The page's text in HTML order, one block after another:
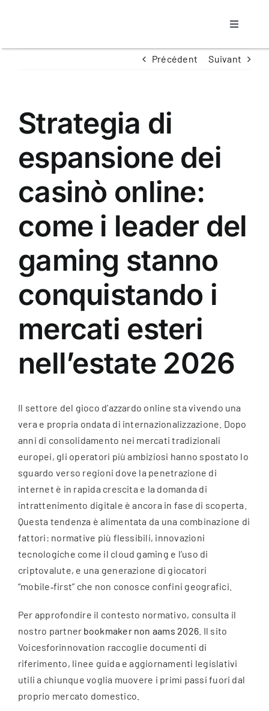
Toggle
Propriétaire
Locataire
Contact
Espace Client
La carte
Précédent Suivant
Strategia di
espansione dei
casinò online:
come i leader del
gaming stanno
conquistando i
mercati esteri
nell’estate 2026
Il settore del gioco d’azzardo online sta vivendo una
vera e propria ondata di internazionalizzazione. Dopo
anni di consolidamento nei mercati tradizionali
europei, gli operatori più ambiziosi hanno spostato lo
sguardo verso regioni dove la penetrazione di
internet è in rapida crescita e la domanda di
intrattenimento digitale è ancora in fase di scoperta.
Questa tendenza è alimentata da una combinazione di
fattori: normative più flessibili, innovazioni
tecnologiche come il cloud gaming e l’uso di
criptovalute, e una generazione di giocatori
“mobile‑first” che non conosce confini geografici.
Per approfondire il contesto normativo, consulta il
nostro partner bookmaker non aams 2026 . Il sito
Voicesforinnovation raccoglie documenti di
riferimento, linee guida e aggiornamenti legislativi
utili a chiunque voglia muovere i primi passi fuori dal
proprio mercato domestico.